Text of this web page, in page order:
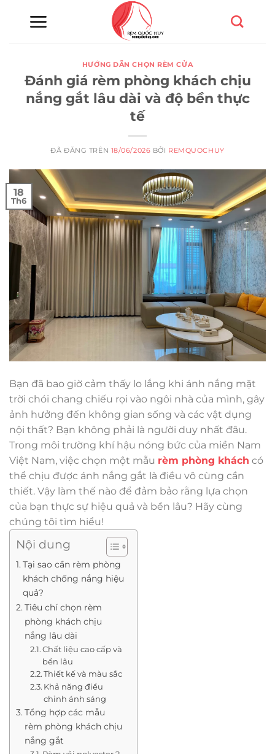
HƯỚNG DẪN CHỌN RÈM CỬA
Đánh giá rèm phòng khách chịu
nắng gắt lâu dài và độ bền thực
tế
ĐÃ ĐĂNG TRÊN 18/06/2026 BỞI REMQUOCHUY
18
Th6
Bạn đã bao giờ cảm thấy lo lắng khi ánh nắng mặt
trời chói chang chiếu rọi vào ngôi nhà của mình, gây
ảnh hưởng đến không gian sống và các vật dụng
nội thất? Bạn không phải là người duy nhất đâu.
Trong môi trường khí hậu nóng bức của miền Nam
Việt Nam, việc chọn một mẫu rèm phòng khách có
thể chịu được ánh nắng gắt là điều vô cùng cần
thiết. Vậy làm thế nào để đảm bảo rằng lựa chọn
của bạn thực sự hiệu quả và bền lâu? Hãy cùng
chúng tôi tìm hiểu!
Nội dung
Tại sao cần rèm phòng
khách chống nắng hiệu
quả?
Tiêu chí chọn rèm
phòng khách chịu
nắng lâu dài
Chất liệu cao cấp và
bền lâu
Thiết kế và màu sắc
Khả năng điều
chỉnh ánh sáng
Tổng hợp các mẫu
rèm phòng khách chịu
nắng gắt